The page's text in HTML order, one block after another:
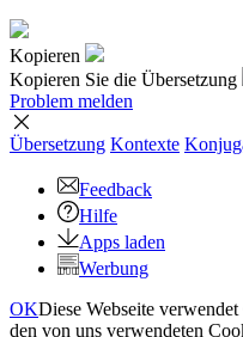
Kopieren
Kopieren Sie die Übersetzung
Problem melden
Übersetzung Kontexte
Feedback
Hilfe
Apps laden
Werbung
OKDiese Webseite
den von uns verwendeten